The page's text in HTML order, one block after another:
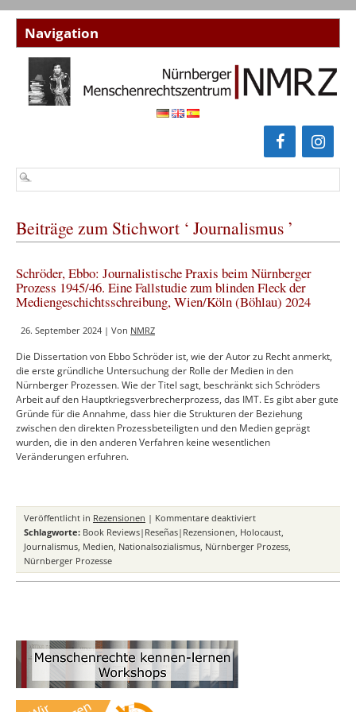
Beiträge zum Stichwort ‘ Journalismus ’
Schröder, Ebbo: Journalistische Praxis beim Nürnberger
Prozess 1945/46. Eine Fallstudie zum blinden Fleck der
Mediengeschichtsschreibung, Wien/Köln (Böhlau) 2024
26. September 2024 | Von NMRZ
Die Dissertation von Ebbo Schröder ist, wie der Autor zu Recht anmerkt,
die erste gründliche Untersuchung der Rolle der Medien in den
Nürnberger Prozessen. Wie der Titel sagt, beschränkt sich Schröders
Arbeit auf den Hauptkriegsverbrecherprozess, das IMT. Es gibt aber gute
Gründe für die Annahme, dass hier die Strukturen der Beziehung
zwischen den direkten Prozessbeteiligten und den Medien geprägt
wurden, die in den anderen Verfahren keine wesentlichen
Veränderungen erfuhren.
Veröffentlicht in Rezensionen | Kommentare deaktiviertfür
Schröder,
Ebbo:
Praxis
Schlagworte: Book Reviews|Reseñas|Rezensionen, Holocaust,
Journalismus, Medien, Nationalsozialismus, Nürnberger Prozess,
Nürnberger Prozesse